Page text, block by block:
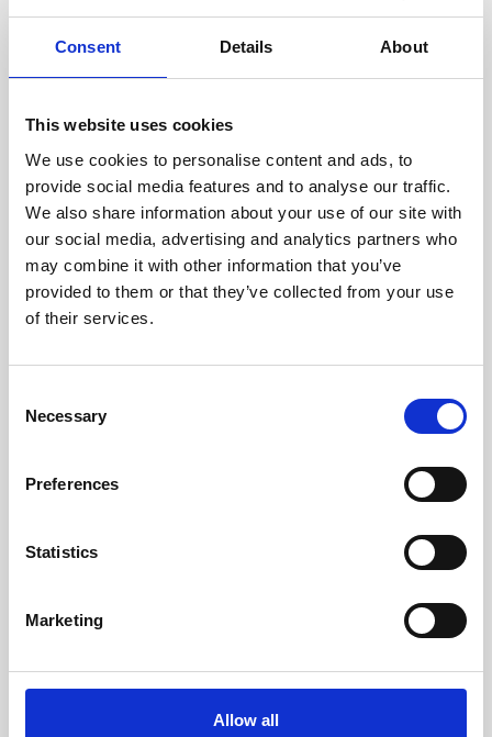
Consent Details About
This website uses cookies
We use cookies to personalise content and ads, to
provide social media features and to analyse our traffic.
We also share information about your use of our site with
our social media, advertising and analytics partners who
may combine it with other information that you’ve
provided to them or that they’ve collected from your use
of their services.
Selection
Necessary
Preferences
Statistics
Marketing
Allow all
ODZYSKIWANIE
Z OSTROŻNOŚCIĄ
Użyteczne części są
skrupulatnie odzyskiwane w
bezpiecznym środowisku ESD,
zapewniając brak uszkodzeń
ani zanieczyszczeń.
BEZPIECZNIE
ZAPAKOWANE
Każda pojedyncza część jest